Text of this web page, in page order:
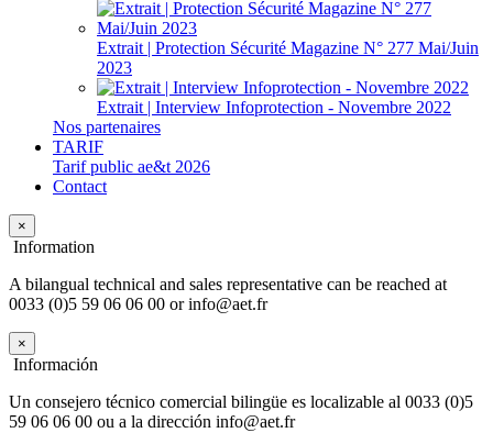
Extrait | Protection Sécurité Magazine N° 277 Mai/Juin
2023
Extrait | Interview Infoprotection - Novembre 2022
Nos partenaires
TARIF
Tarif public ae&t 2026
Contact
×
Information
A bilangual technical and sales representative can be reached at
0033 (0)5 59 06 06 00 or info@aet.fr
×
Información
Un consejero técnico comercial bilingüe es localizable al 0033 (0)5
59 06 06 00 ou a la dirección info@aet.fr